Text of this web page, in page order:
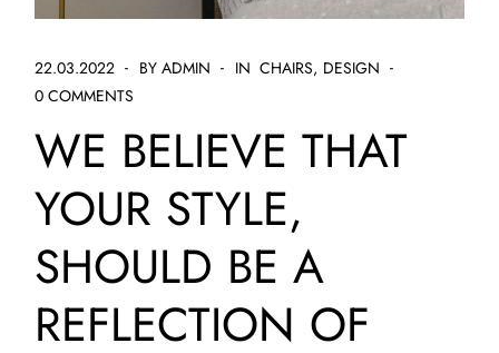
22.03.2022 BY ADMIN INCHAIRS DESIGN
0 COMMENTS
WE BELIEVE THAT
YOUR STYLE,
SHOULD BE A
REFLECTION OF